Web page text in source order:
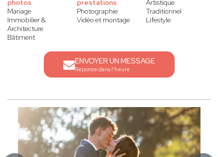
photos
Mariage
Immobilier &
Architecture
Bâtiment
prestations
Photographie
Vidéo et montage
Artistique
Traditionnel
Lifestyle
ENVOYER UN MESSAGE
Réponse dans l'heure